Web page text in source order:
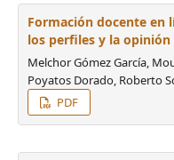
Formación docente en
los perfiles y la
Melchor Gómez García,
Poyatos Dorado, Roberto
PDF